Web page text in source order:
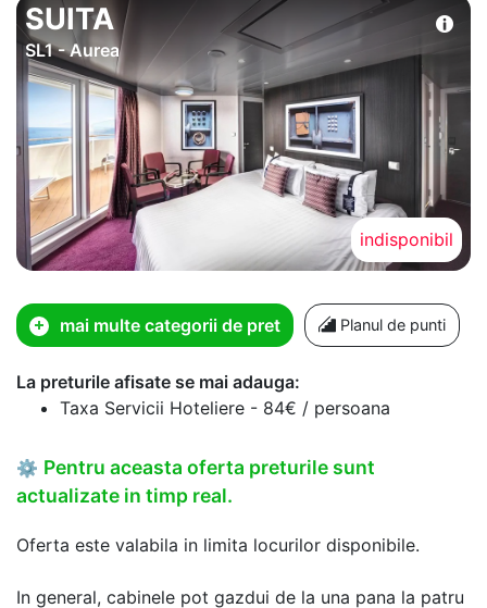
SUITA
SL1 - Aurea
indisponibil
mai multe categorii de pret Planul de punti
La preturile afisate se mai adauga:
Taxa Servicii Hoteliere - 84€ / persoana
⚙ Pentru aceasta oferta preturile sunt
actualizate in timp real.
Oferta este valabila in limita locurilor disponibile.
In general, cabinele pot gazdui de la una pana la patru